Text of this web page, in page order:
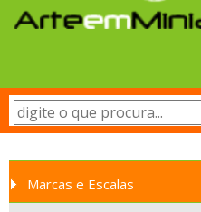
Marcas e Escalas